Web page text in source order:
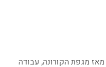
מגפת הקורונה, עבודה